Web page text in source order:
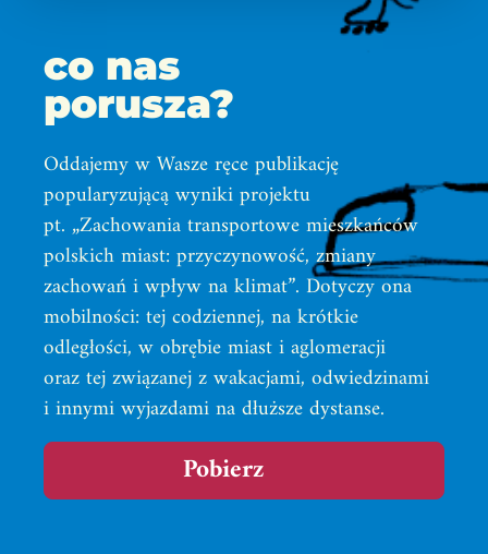
co nas
porusza?
Oddajemy w Wasze ręce publikację
popularyzującą wyniki projektu
pt. „Zachowania transportowe mieszkańców
polskich miast: przyczynowość, zmiany
zachowań i wpływ na klimat”. Dotyczy ona
mobilności: tej codziennej, na krótkie
odległości, w obrębie miast i aglomeracji
oraz tej związanej z wakacjami, odwiedzinami
i innymi wyjazdami na dłuższe dystanse.
Pobierz